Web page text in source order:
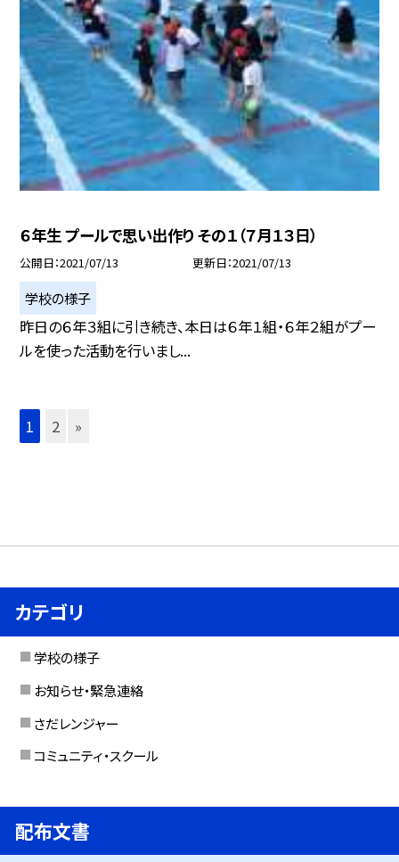
６年生 プールで思い出作り その１（７月１３日）
公開日 2021/07/13 更新日 2021/07/13
学校の様子
昨日の６年３組に引き続き、本日は６年１組・６年２組がプー
ルを使った活動を行いまし...
1 2 »
カテゴリ
学校の様子
お知らせ・緊急連絡
さだレンジャー
コミュニティ・スクール
配布文書